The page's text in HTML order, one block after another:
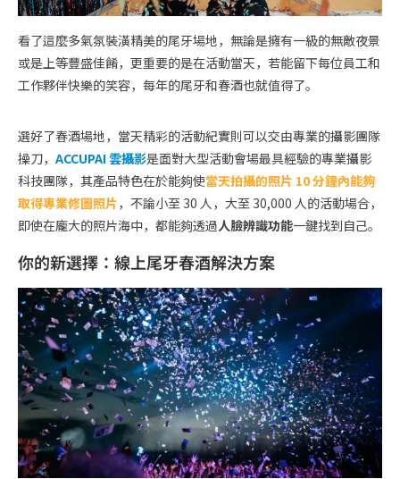
看了這麼多氣氛裝潢精美的尾牙場地，無論是擁有一級的無敵夜景
或是上等豐盛佳餚，更重要的是在活動當天，若能留下每位員工和
工作夥伴快樂的笑容，每年的尾牙和春酒也就值得了。
選好了春酒場地，當天精彩的活動紀實則可以交由專業的攝影團隊
操刀， ACCUPAI 雲攝影是面對大型活動會場最具經驗的專業攝影
科技團隊，其產品特色在於能夠使當天拍攝的照片 10 分鐘內能夠
取得專業修圖照片，不論小至 30 人，大至 30,000 人的活動場合，
即使在龐大的照片海中，都能夠透過人臉辨識功能一鍵找到自己。
你的新選擇：線上尾牙春酒解決方案